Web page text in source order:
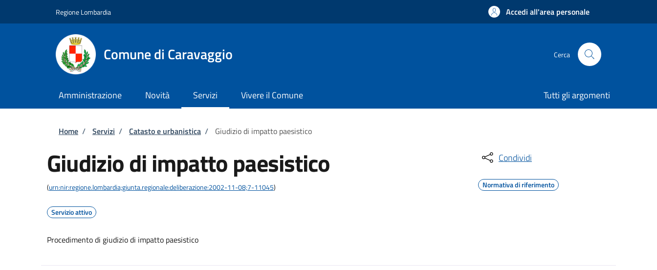
Regione Lombardia Accedi all'area personale
Comune di Caravaggio Cerca
Amministrazione Novità Servizi Vivere il Comune Tutti gli argomenti
Briciole di pane
Home / Servizi / Catasto e urbanistica / Giudizio di impatto paesistico
Giudizio di impatto paesistico
(urn:nir:regione.lombardia;giunta.regionale:deliberazione:2002-11-08;7-11045)
Servizio attivo
Procedimento di giudizio di impatto paesistico
Condividi
Normativa di riferimento